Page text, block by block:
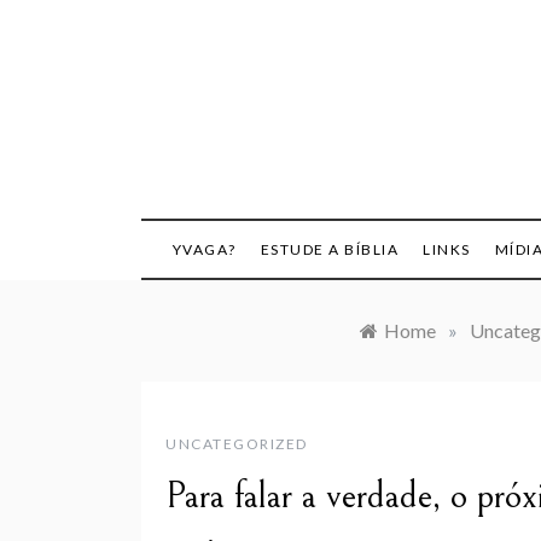
YVAGA? ESTUDE A BÍBLIA LINKS
Home »
UNCATEGORIZED
Para falar a verdade, o